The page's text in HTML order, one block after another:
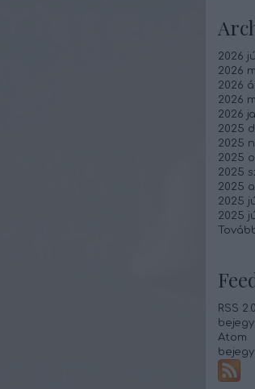
2026
2026
2026
2026
2026
2025
2025
2025
2025
2025
2025
2025
RSS 2.0
Atom